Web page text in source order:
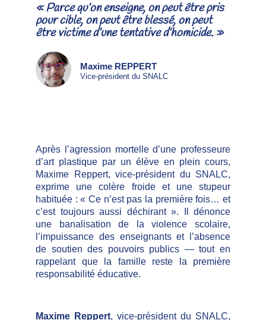
« Parce qu’on enseigne, on peut être pris
pour cible, on peut être blessé, on peut
être victime d’une tentative d’homicide. »
Maxime REPPERT
Vice-président du SNALC
Après l’agression mortelle d’une professeure
d’art plastique par un élève en plein cours,
Maxime Reppert, vice-président du SNALC,
exprime une colère froide et une stupeur
habituée : « Ce n’est pas la première fois… et
c’est toujours aussi déchirant ». Il dénonce
une banalisation de la violence scolaire,
l’impuissance des enseignants et l’absence
de soutien des pouvoirs publics — tout en
rappelant que la famille reste la première
responsabilité éducative.
Maxime Reppert, vice-président du SNALC,